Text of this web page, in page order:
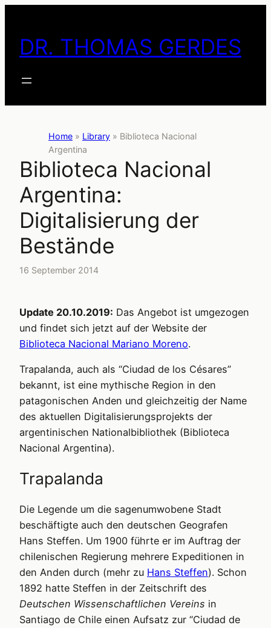
content
DR. THOMAS GERDES
Home » Library » Biblioteca Nacional
Argentina
Biblioteca Nacional
Argentina:
Digitalisierung der
Bestände
16 September 2014
Update 20.10.2019: Das Angebot ist umgezogen
und findet sich jetzt auf der Website der
Biblioteca Nacional Mariano Moreno.
Trapalanda, auch als “Ciudad de los Césares”
bekannt, ist eine mythische Region in den
patagonischen Anden und gleichzeitig der Name
des aktuellen Digitalisierungsprojekts der
argentinischen Nationalbibliothek (Biblioteca
Nacional Argentina).
Trapalanda
Die Legende um die sagenumwobene Stadt
beschäftigte auch den deutschen Geografen
Hans Steffen. Um 1900 führte er im Auftrag der
chilenischen Regierung mehrere Expeditionen in
den Anden durch (mehr zu Hans Steffen). Schon
1892 hatte Steffen in der Zeitschrift des
Deutschen Wissenschaftlichen Vereins in
Santiago de Chile einen Aufsatz zur “Ciudad de